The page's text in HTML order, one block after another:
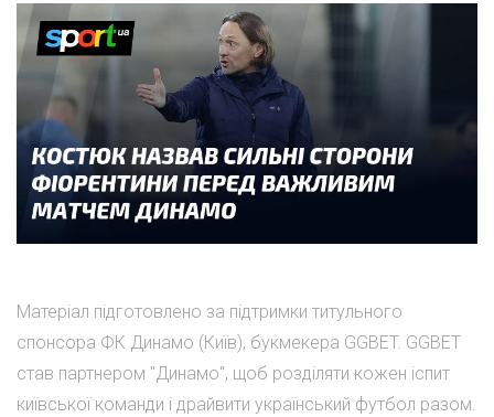
Матеріал підготовлено за підтримки титульного
спонсора ФК Динамо (Київ), букмекера GGBET. GGBET
став партнером "Динамо", щоб розділяти кожен іспит
київської команди і драйвити український футбол разом.